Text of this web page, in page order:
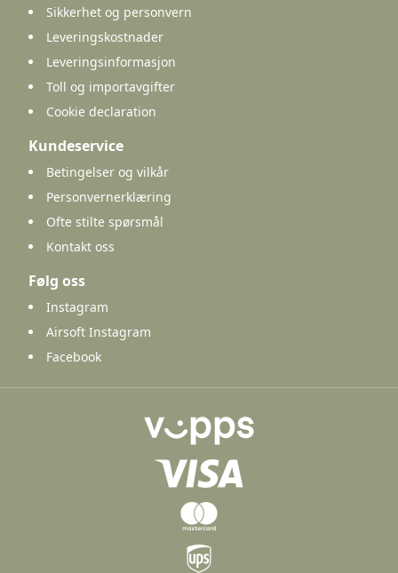
Sikkerhet og personvern
Leveringskostnader
Leveringsinformasjon
Toll og importavgifter
Cookie declaration
Kundeservice
Betingelser og vilkår
Personvernerklæring
Ofte stilte spørsmål
Kontakt oss
Følg oss
Instagram
Airsoft Instagram
Facebook